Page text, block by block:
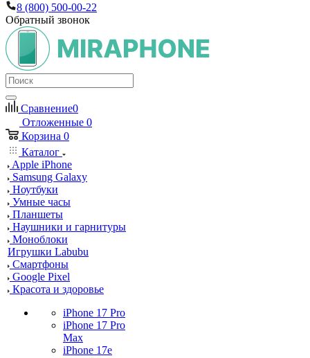
8 (800) 500-00-22
Обратный звонок
Сравнение0
Отложенные 0
Корзина 0
Каталог
Apple iPhone
Samsung Galaxy
Ноутбуки
Умные часы
Планшеты
Наушники и гарнитуры
Моноблоки
Игрушки Labubu
Смартфоны
Google Pixel
Красота и здоровье
iPhone 17 Pro
iPhone 17 Pro
Max
iPhone 17e